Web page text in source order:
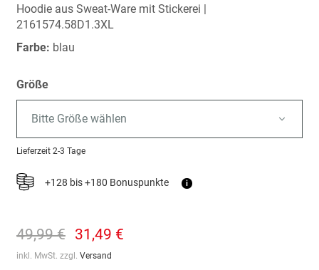
springen
Hoodie aus Sweat-Ware mit Stickerei |
2161574.58D1.3XL
Farbe: blau
Größe
Bitte Größe wählen
Lieferzeit 2-3 Tage
+128 bis +180 Bonuspunkte i
49,99 € 31,49 €
inkl. MwSt. zzgl. Versand